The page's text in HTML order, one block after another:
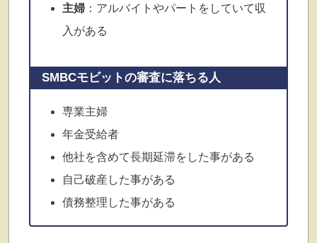
主婦：アルバイトやパートをしていて収
入がある
SMBCモビットの審査に落ちる人
専業主婦
年金受給者
他社を含めて長期延滞をした事がある
自己破産した事がある
債務整理した事がある